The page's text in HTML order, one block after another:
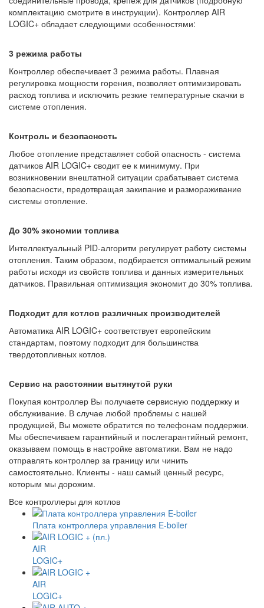
комплектацию смотрите в инструкции). Контроллер AIR
LOGIC+ обладает следующими особенностями:
3 режима работы
Контроллер обеспечивает 3 режима работы. Плавная
регулировка мощности горения, позволяет оптимизировать
расход топлива и исключить резкие температурные скачки в
системе отопления.
Контроль и безопасность
Любое отопление представляет собой опасность - система
датчиков AIR LOGIC+ сводит ее к минимуму. При
возникновении внештатной ситуации срабатывает система
безопасности, предотвращая закипание и размораживание
системы отопление.
До 30% экономии топлива
Интеллектуальный PID-алгоритм регулирует работу системы
отопления. Таким образом, подбирается оптимальный режим
работы исходя из свойств топлива и данных измерительных
датчиков. Правильная оптимизация экономит до 30% топлива.
Подходит для котлов различных производителей
Автоматика AIR LOGIC+ соответствует европейским
стандартам, поэтому подходит для большинства
твердотопливных котлов.
Сервис на расстоянии вытянутой руки
Покупая контроллер Вы получаете сервисную поддержку и
обслуживание. В случае любой проблемы с нашей
продукцией, Вы можете обратится по телефонам поддержки.
Мы обеспечиваем гарантийный и послегарантийный ремонт,
оказываем помощь в настройке автоматики. Вам не надо
отправлять контроллер за границу или чинить
самостоятельно. Клиенты - наш самый ценный ресурс,
которым мы дорожим.
Все контроллеры для котлов
Плата контроллера управления E-boiler
AIR
LOGIC+
AIR
LOGIC+